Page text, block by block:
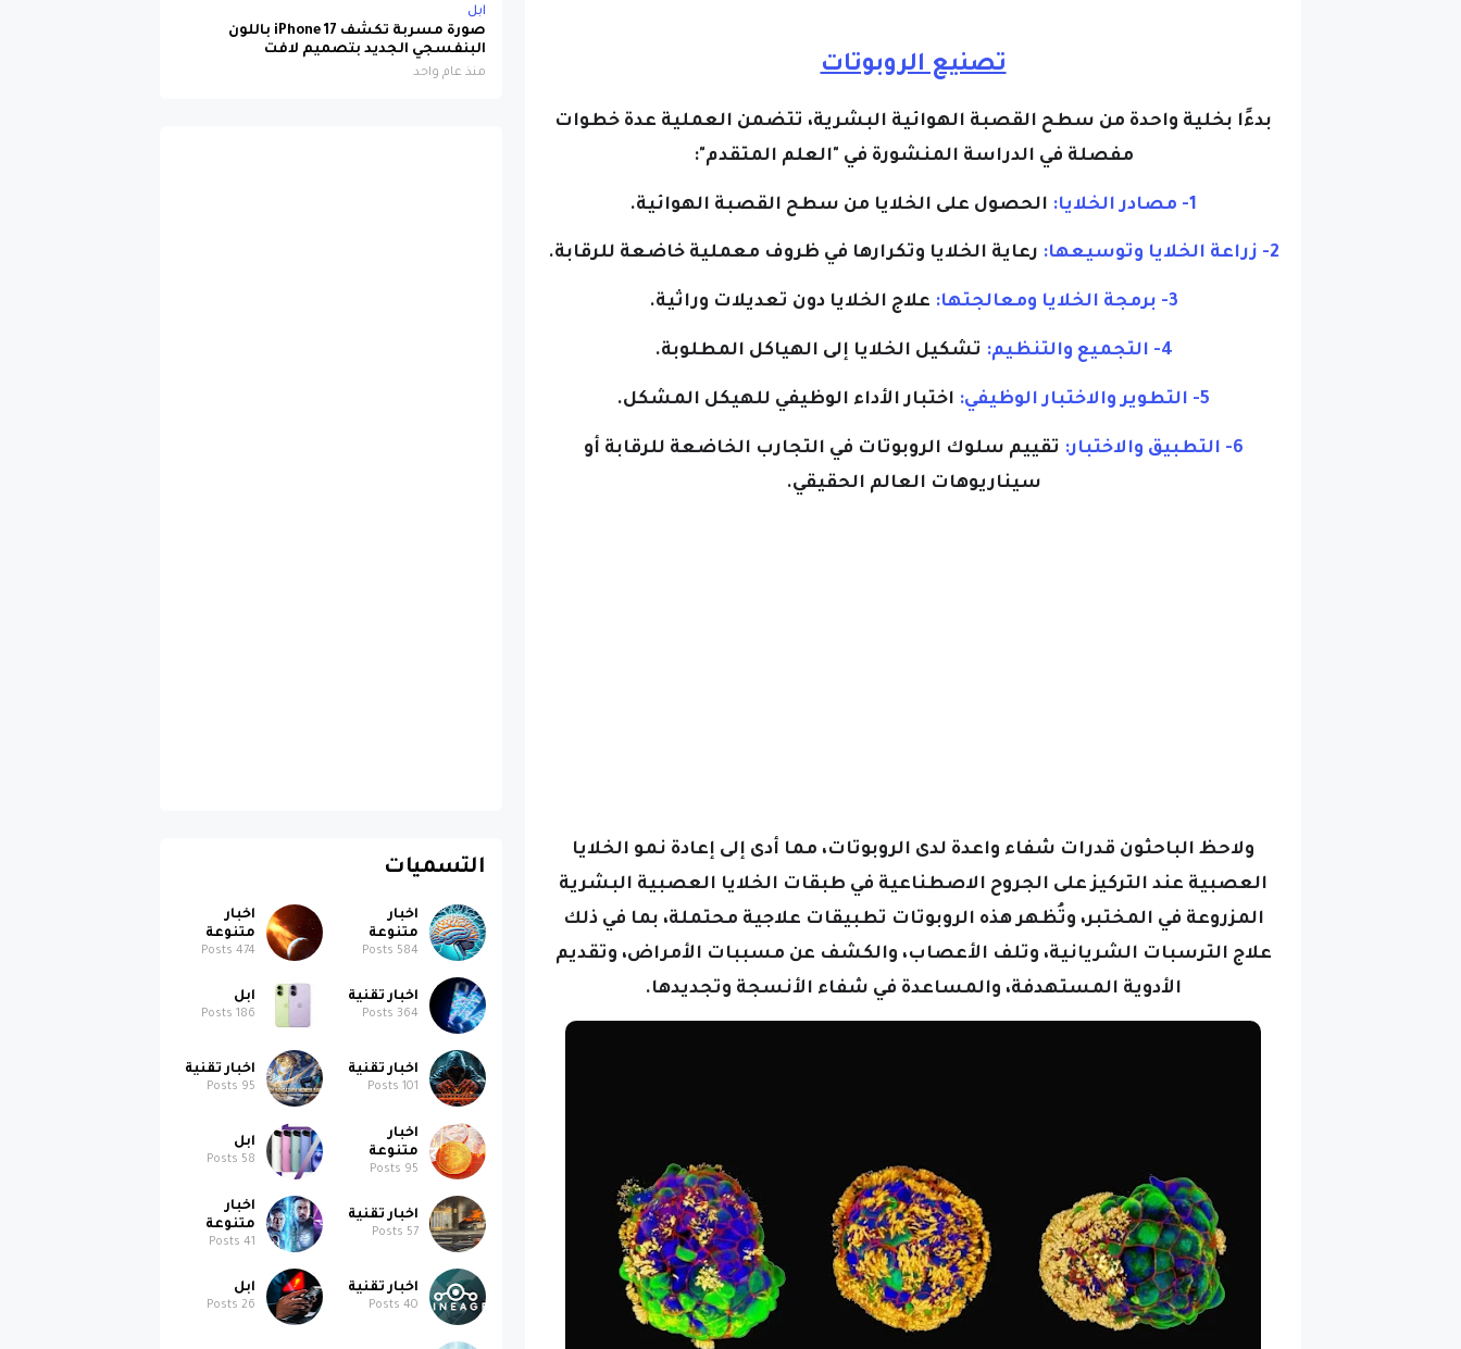
تصنيع الروبوتات
بدءًا بخلية واحدة من سطح القصبة الهوائية البشرية، تتضمن العملية عدة خطوات
مفصلة في الدراسة المنشورة في "العلم المتقدم":
1- مصادر الخلايا: الحصول على الخلايا من سطح القصبة الهوائية.
2- زراعة الخلايا وتوسيعها: رعاية الخلايا وتكرارها في ظروف معملية خاضعة للرقابة.
3- برمجة الخلايا ومعالجتها: علاج الخلايا دون تعديلات وراثية.
4- التجميع والتنظيم: تشكيل الخلايا إلى الهياكل المطلوبة.
5- التطوير والاختبار الوظيفي: اختبار الأداء الوظيفي للهيكل المشكل.
6- التطبيق والاختبار:
تقييم سلوك الروبوتات في التجارب الخاضعة للرقابة أو
سيناريوهات العالم الحقيقي.
ولاحظ الباحثون قدرات شفاء واعدة لدى الروبوتات، مما أدى إلى إعادة نمو الخلايا
العصبية عند التركيز على الجروح الاصطناعية في طبقات الخلايا العصبية البشرية
المزروعة في المختبر، وتُظهر هذه الروبوتات تطبيقات علاجية محتملة، بما في ذلك
علاج الترسبات الشريانية، وتلف الأعصاب، والكشف عن مسببات الأمراض، وتقديم
الأدوية المستهدفة، والمساعدة في شفاء الأنسجة وتجديدها.
ابل
صورة مسربة تكشف iPhone 17 باللون
البنفسجي الجديد بتصميم لافت
منذ عام واحد
التسميات
اخبار
متنوعة
584
اخبار
متنوعة
474
اخبار تقنية
364
ابل
186
اخبار تقنية
101
اخبار تقنية
95
اخبار
متنوعة
95
ابل
58
اخبار تقنية
57
اخبار
متنوعة
41
اخبار تقنية
40
ابل
26